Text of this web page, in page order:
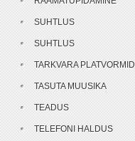
SUHTLUS
SUHTLUS
TARKVARA PLATVORMID
TASUTA MUUSIKA
TEADUS
TELEFONI HALDUS